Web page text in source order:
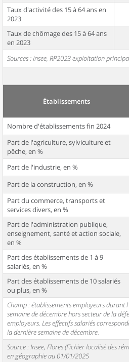
Taux d'activité des 15 à 64 ans en
2023
Taux de chômage des 15 à 64 ans
en 2023
Sources : Insee, RP2023 exploitation
Établissements
Nombre d'établissements fin 2024
Part de l'agriculture, sylviculture et
pêche, en %
Part de l'industrie, en %
Part de la construction, en %
Part du commerce, transports et
services divers, en %
Part de l'administration publique,
enseignement, santé et action sociale,
en %
Part des établissements de 1 à 9
salariés, en %
Part des établissements de 10 salariés
ou plus, en %
Champ : établissements employeurs durant
semaine de décembre hors secteur de la
employeurs. Les effectifs salariés
la dernière semaine de décembre.
Source : Insee, Flores (Fichier localisé des
en géographie au 01/01/2025